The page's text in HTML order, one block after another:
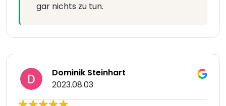
gar nichts zu tun.
Dominik Steinhart
2023.08.03